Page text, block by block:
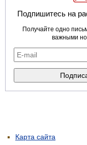
Подпишитесь на
Получайте одно
важными
Карта сайта